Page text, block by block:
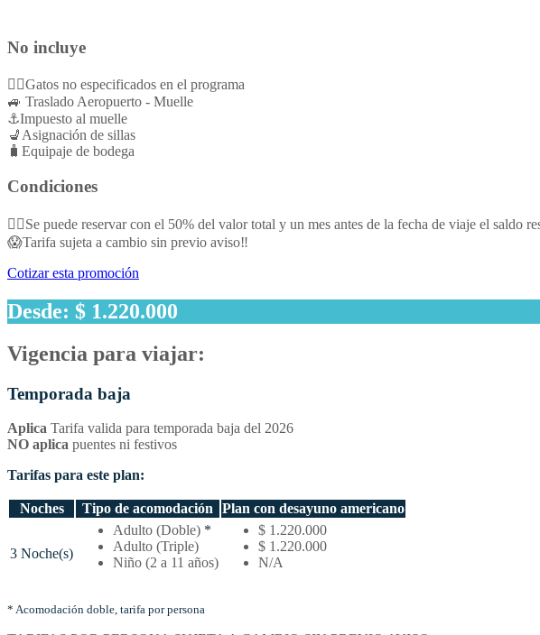
No incluye
👉🏻Gatos no especificados en el programa
🚙 Traslado Aeropuerto - Muelle
⚓Impuesto al muelle
💺Asignación de sillas
🧳Equipaje de bodega
Condiciones
👌🏻Se puede reservar con el 50% del valor total y un mes antes de la fecha de viaje el saldo
😱Tarifa sujeta a cambio sin previo aviso‼️
Cotizar esta promoción
Desde: $ 1.220.000
Vigencia para viajar:
Temporada baja
Aplica Tarifa valida para temporada baja del 2026
NO aplica puentes ni festivos
Tarifas para este plan:
–
noches
Noches Tipo de acomodación Plan con desayuno americano
3 Noche(s)
Adulto (Doble) *
Adulto (Triple)
Niño (2 a 11 años)
$ 1.220.000
$ 1.220.000
N/A
* Acomodación doble, tarifa por persona